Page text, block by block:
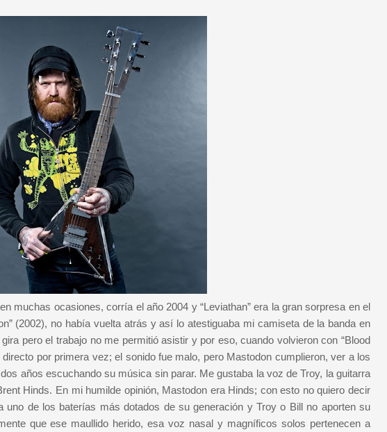
muchas ocasiones, corría el año 2004 y “Leviathan” era la gran sorpresa en el
(2002), no había vuelta atrás y así lo atestiguaba mi camiseta de la banda en
pero el trabajo no me permitió asistir y por eso, cuando volvieron con “Blood
por primera vez; el sonido fue malo, pero Mastodon cumplieron, ver a los
años escuchando su música sin parar. Me gustaba la voz de Troy, la guitarra
Hinds. En mi humilde opinión, Mastodon era Hinds; con esto no quiero decir
uno de los baterías más dotados de su generación y Troy o Bill no aporten su
que ese maullido herido, esa voz nasal y magníficos solos pertenecen a